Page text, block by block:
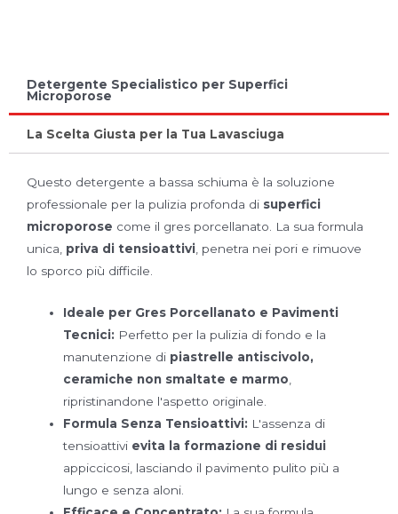
Detergente Specialistico per Superfici
Microporose
La Scelta Giusta per la Tua Lavasciuga
Questo detergente a bassa schiuma è la soluzione
professionale per la pulizia profonda di superfici
microporose come il gres porcellanato. La sua formula
unica, priva di tensioattivi, penetra nei pori e rimuove
lo sporco più difficile.
Ideale per Gres Porcellanato e Pavimenti
Tecnici: Perfetto per la pulizia di fondo e la
manutenzione di piastrelle antiscivolo,
ceramiche non smaltate e marmo
ripristinandone l'aspetto originale.
Formula Senza Tensioattivi: L'assenza di
tensioattivi evita la formazione di residui
appiccicosi, lasciando il pavimento pulito più a
lungo e senza aloni.